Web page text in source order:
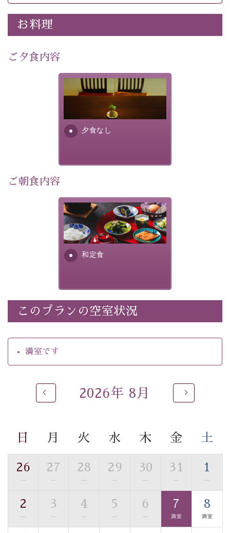
-----------【安心への取り組み】----------
個室料亭、貸切風呂のご利用が可能な上、 安心安全にご
滞在いただけるよう
30項目以上からなる独自の衛生・消毒プログラムの基、
徹底した衛生管理を行っております。
-------------------------------------------------
・朝食は個室料亭で個室食
・諏訪大社4社を巡る無料参拝バス（事前予約制）
・館内着をご用意
・館内フリーWi-Fi
・駐車場完備
・個室料亭で個室食
・朝食はこだわりの味噌汁をはじめとした和定食
■お座敷風呂（大浴場）
温泉の成分に合わせ、防菌防カビの特殊素材の畳を使
※男性大浴場までのご移動には階段がございます。 予め
ご了承のほどお願いいたします。
貸切温泉風呂
（40分2000円）
眺望はございませんが、源泉掛け流しの温泉の質を楽し
■諏訪大社4社を巡る無料参拝バス
豊富な知識を持ったドライバー兼ガイドが諏訪大社をご
は【3日前まで】にお電話ください。
※交通規制などにより運行できない日がございます
※年末年始及び御柱祭前後は運行しておりません
お料理
ご夕食内容
夕食なし
夕食なしご夕食を追加される
場合は、二食付きのプランを
お選びくださいませ。
ご朝食内容
和定食
さっぱりとした和食膳に使わ
れる食材は、諏訪の名産品を
ふんだんに取り入れ、安心・
安全を心掛けた長野県産...
このプランの空室状況
満室です
2026年 8月
日 月 火 水 木 金 土
26
—
27
—
28
—
29
—
30
—
31
—
1
—
2
—
3
—
4
—
5
—
6
—
7
満室
8
満室